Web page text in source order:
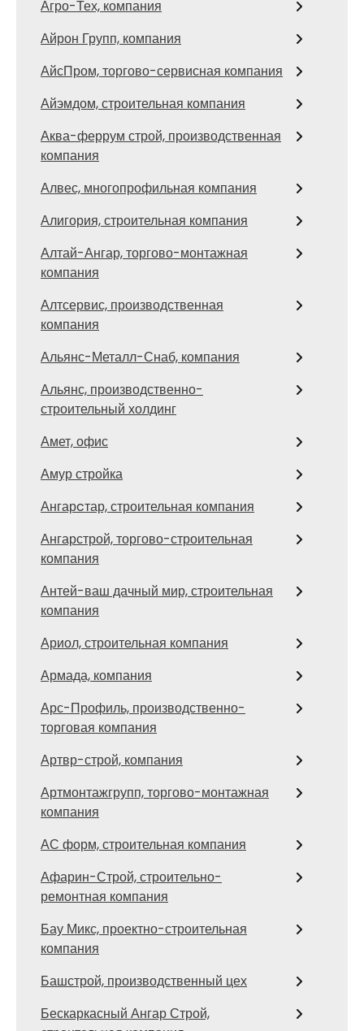
Агро-Тех, компания
Айрон Групп, компания
АйсПром, торгово-сервисная компания
Айэмдом, строительная компания
Аква-феррум строй, производственная
компания
Алвес, многопрофильная компания
Алигория, строительная компания
Алтай-Ангар, торгово-монтажная
компания
Алтсервис, производственная
компания
Альянс-Металл-Снаб, компания
Альянс, производственно-
строительный холдинг
Амет, офис
Амур стройка
Ангарcтар, строительная компания
Ангарстрой, торгово-строительная
компания
Антей-ваш дачный мир, строительная
компания
Ариол, строительная компания
Армада, компания
Арс-Профиль, производственно-
торговая компания
Артвр-строй, компания
Артмонтажгрупп, торгово-монтажная
компания
АС форм, строительная компания
Афарин-Строй, строительно-
ремонтная компания
Бау Микс, проектно-строительная
компания
Башстрой, производственный цех
Бескаркасный Ангар Строй,